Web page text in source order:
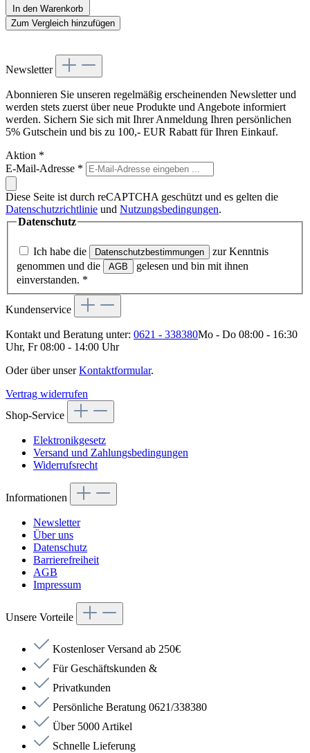
In den Warenkorb
Zum Vergleich hinzufügen
Newsletter
Abonnieren Sie unseren regelmäßig erscheinenden Newsletter und
werden stets zuerst über neue Produkte und Angebote informiert
werden. Sichern Sie sich mit Ihrer Anmeldung Ihren persönlichen
5% Gutschein und bis zu 100,- EUR Rabatt für Ihren Einkauf.
Aktion *
E-Mail-Adresse *
Diese Seite ist durch reCAPTCHA geschützt und es gelten die
Datenschutzrichtlinie und Nutzungsbedingungen.
Datenschutz
Ich habe die Datenschutzbestimmungen
zur Kenntnis
genommen und die
AGB
gelesen und bin mit ihnen
einverstanden. *
Kundenservice
Kontakt und Beratung unter: 0621 - 338380Mo - Do 08:00 - 16:30
Uhr, Fr 08:00 - 14:00 Uhr
Oder über unserKontaktformular.
Vertrag widerrufen
Shop-Service
Elektronikgesetz
Versand und Zahlungsbedingungen
Widerrufsrecht
Informationen
Newsletter
Über uns
Datenschutz
Barrierefreiheit
AGB
Impressum
Unsere Vorteile
Kostenloser Versand ab 250€
Für Geschäftskunden &
Privatkunden
Persönliche Beratung 0621/338380
Über 5000 Artikel
Schnelle Lieferung